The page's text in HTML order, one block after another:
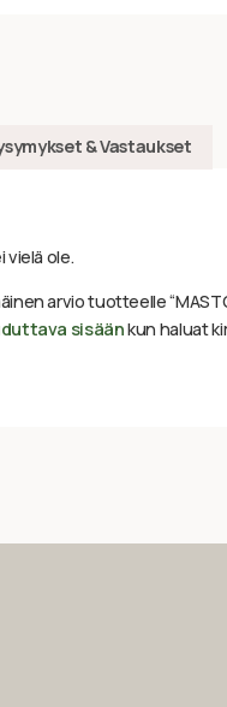
& Vastaukset
vielä ole.
arvio tuotteelle
sisäänkun haluat